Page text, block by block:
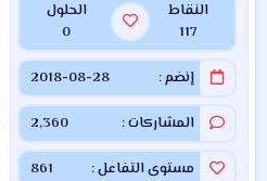
النقاط
117
الحلول
0
إنضم 2018-08-28
المشاركات 2,360
مستوى التفاعل 861